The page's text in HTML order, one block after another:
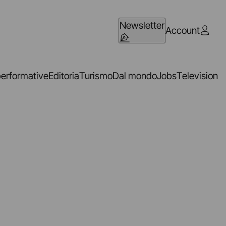
NewsletterAccount
EditoriaTurismoDal mondoJobsTelevision